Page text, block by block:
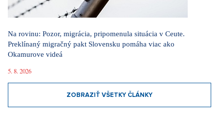
Na rovinu: Pozor, migrácia, pripomenula situácia v Ceute.
Preklínaný migračný pakt Slovensku pomáha viac ako
Okamurove videá
5. 8. 2026
ZOBRAZIŤ VŠETKY ČLÁNKY